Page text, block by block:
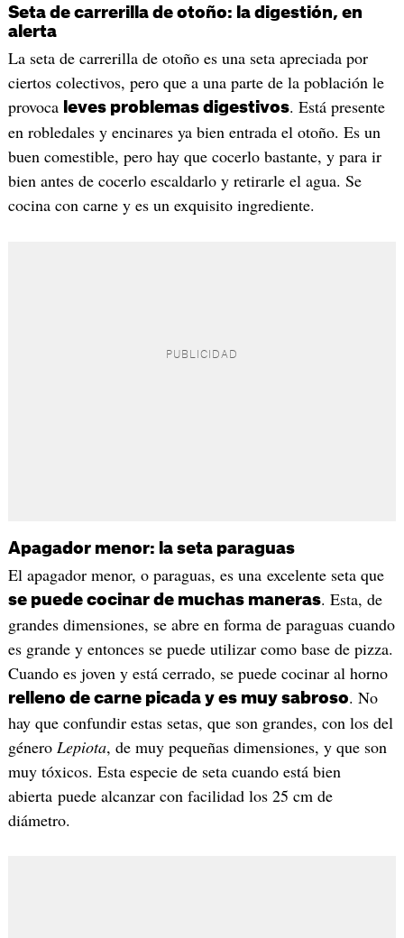
Seta de carrerilla de otoño: la digestión, en
alerta
La seta de carrerilla de otoño es una seta apreciada por
ciertos colectivos, pero que a una parte de la población le
provoca leves problemas digestivos. Está presente
en robledales y encinares ya bien entrada el otoño. Es un
buen comestible, pero hay que cocerlo bastante, y para ir
bien antes de cocerlo escaldarlo y retirarle el agua. Se
cocina con carne y es un exquisito ingrediente.
Apagador menor: la seta paraguas
El apagador menor, o paraguas, es una excelente seta que
se puede cocinar de muchas maneras. Esta, de
grandes dimensiones, se abre en forma de paraguas cuando
es grande y entonces se puede utilizar como base de pizza.
Cuando es joven y está cerrado, se puede cocinar al horno
relleno de carne picada y es muy sabroso. No
hay que confundir estas setas, que son grandes, con los del
género Lepiota, de muy pequeñas dimensiones, y que son
muy tóxicos. Esta especie de seta cuando está bien
abierta puede alcanzar con facilidad los 25 cm de
diámetro.